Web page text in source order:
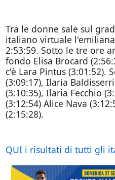
Tra le donne sale sul
italiano virtuale l'emiliana
2:53:59. Sotto le tre ore
fondo Elisa Brocard
c'è Lara Pintus (3:01:52).
(3:09:17), Ilaria
(3:10:35), Ilaria Fecchio
(3:12:54) Alice Nava
(2:15:28).
QUI i risultati di tutti gli